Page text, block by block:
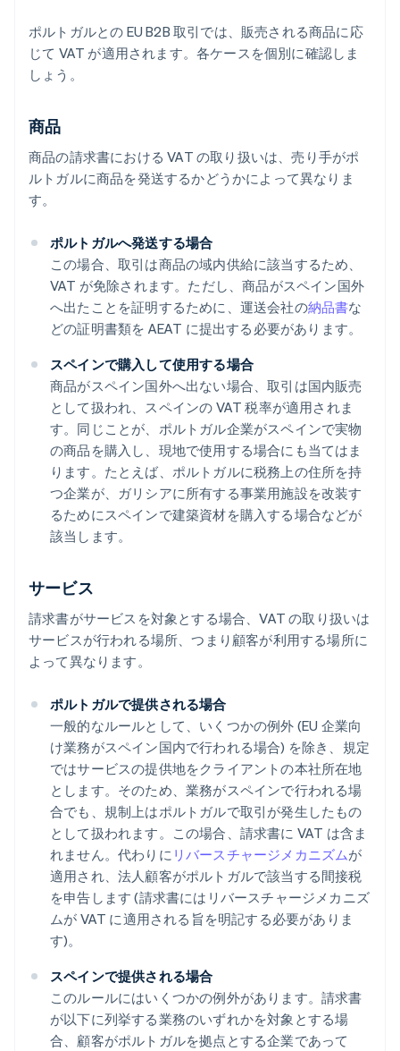
ポルトガルとの EU B2B 取引では、販売される商品に応
じて VAT が適用されます。各ケースを個別に確認しま
しょう。
商品
商品の請求書における VAT の取り扱いは、売り手がポ
ルトガルに商品を発送するかどうかによって異なりま
す。
ポルトガルへ発送する場合
この場合、取引は商品の域内供給に該当するため、
VAT が免除されます。ただし、商品がスペイン国外
へ出たことを証明するために、運送会社の納品書な
どの証明書類を AEAT に提出する必要があります。
スペインで購入して使用する場合
商品がスペイン国外へ出ない場合、取引は国内販売
として扱われ、スペインの VAT 税率が適用されま
す。同じことが、ポルトガル企業がスペインで実物
の商品を購入し、現地で使用する場合にも当てはま
ります。たとえば、ポルトガルに税務上の住所を持
つ企業が、ガリシアに所有する事業用施設を改装す
るためにスペインで建築資材を購入する場合などが
該当します。
サービス
請求書がサービスを対象とする場合、VAT の取り扱いは
サービスが行われる場所、つまり顧客が利用する場所に
よって異なります。
ポルトガルで提供される場合
一般的なルールとして、いくつかの例外 (EU 企業向
け業務がスペイン国内で行われる場合) を除き、規定
ではサービスの提供地をクライアントの本社所在地
とします。そのため、業務がスペインで行われる場
合でも、規制上はポルトガルで取引が発生したもの
として扱われます。この場合、請求書に VAT は含ま
れません。代わりに リバースチャージメカニズムが
適用され、法人顧客がポルトガルで該当する間接税
を申告します (請求書にはリバースチャージメカニズ
ムが VAT に適用される旨を明記する必要がありま
す)。
スペインで提供される場合
このルールにはいくつかの例外があります。請求書
が以下に列挙する業務のいずれかを対象とする場
合、顧客がポルトガルを拠点とする企業であって